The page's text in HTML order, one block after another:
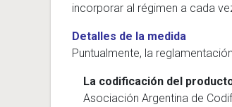
incorporar al régimen a cada
Detalles de la medida
Puntualmente, la
La codificación del
Asociación Argentina de